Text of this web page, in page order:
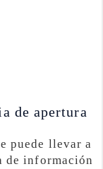
de apertura
puede llevar a
de información